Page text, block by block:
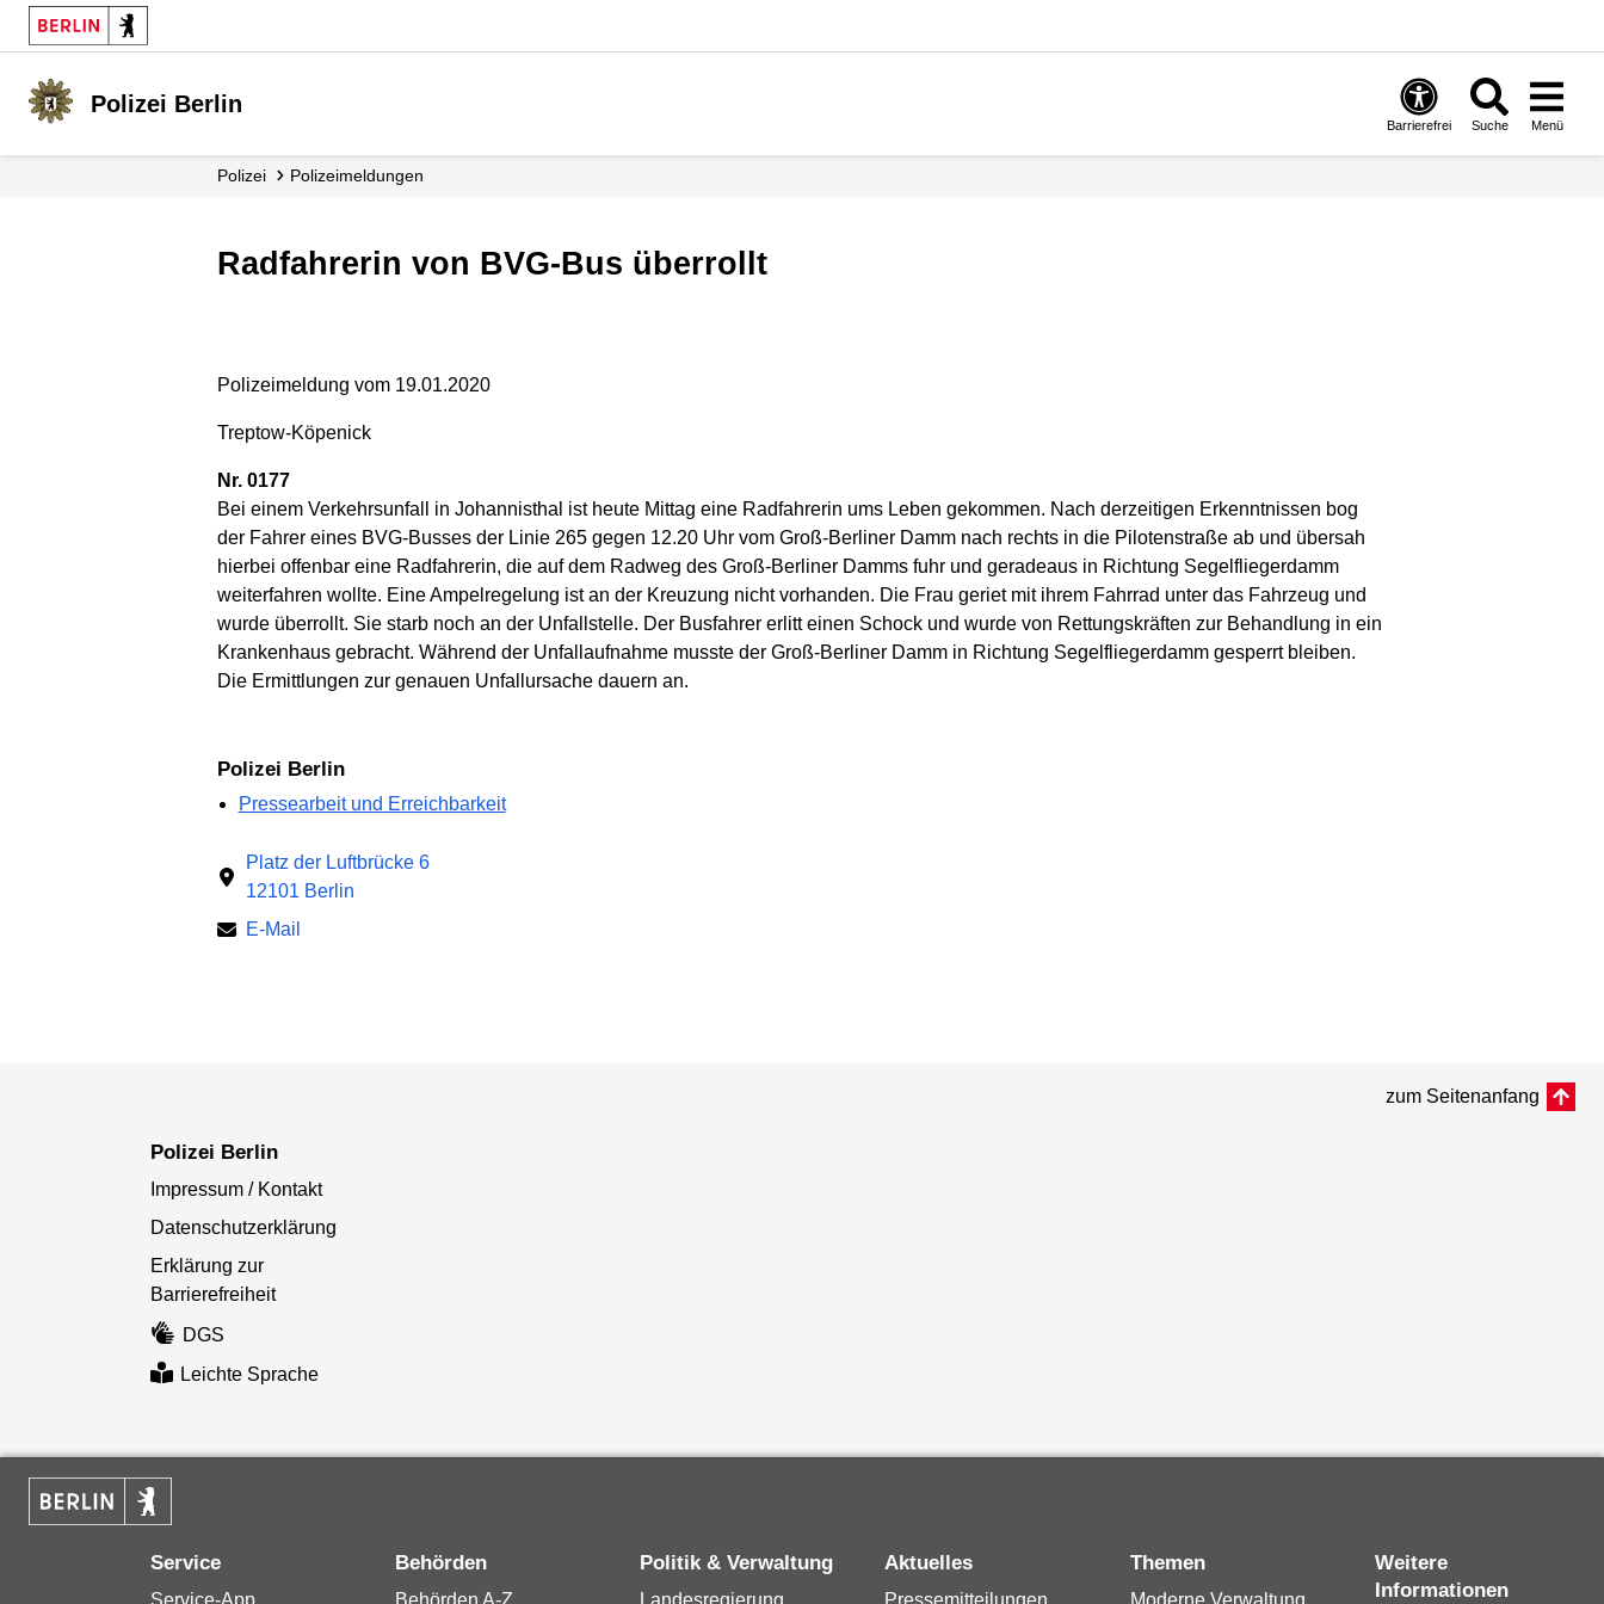
Polizei Berlin
Barrierefrei Suche Menü
Polizei Polizei­meldungen
Radfahrerin von BVG-Bus überrollt
Polizeimeldung vom 19.01.2020
Treptow-Köpenick
Nr. 0177
Bei einem Verkehrsunfall in Johannisthal ist heute Mittag eine Radfahrerin ums Leben gekommen. Nach derzeitigen Erkenntnissen bog
der Fahrer eines BVG-Busses der Linie 265 gegen 12.20 Uhr vom Groß-Berliner Damm nach rechts in die Pilotenstraße ab und übersah
hierbei offenbar eine Radfahrerin, die auf dem Radweg des Groß-Berliner Damms fuhr und geradeaus in Richtung Segelfliegerdamm
weiterfahren wollte. Eine Ampelregelung ist an der Kreuzung nicht vorhanden. Die Frau geriet mit ihrem Fahrrad unter das Fahrzeug und
wurde überrollt. Sie starb noch an der Unfallstelle. Der Busfahrer erlitt einen Schock und wurde von Rettungskräften zur Behandlung in ein
Krankenhaus gebracht. Während der Unfallaufnahme musste der Groß-Berliner Damm in Richtung Segelfliegerdamm gesperrt bleiben.
Die Ermittlungen zur genauen Unfallursache dauern an.
Polizei Berlin
Pressearbeit und Erreichbarkeit
Platz der Luftbrücke 6
12101 Berlin
E-Mail
zum Seitenanfang
Polizei Berlin
Impressum / Kontakt
Datenschutzerklärung
Erklärung zur
Barrierefreiheit
DGS
Leichte Sprache
Service
Service-App
Behörden
Behörden A-Z
Politik & Verwaltung
Landesregierung
Aktuelles
Pressemitteilungen
Themen
Moderne Verwaltung
Weitere
Informationen